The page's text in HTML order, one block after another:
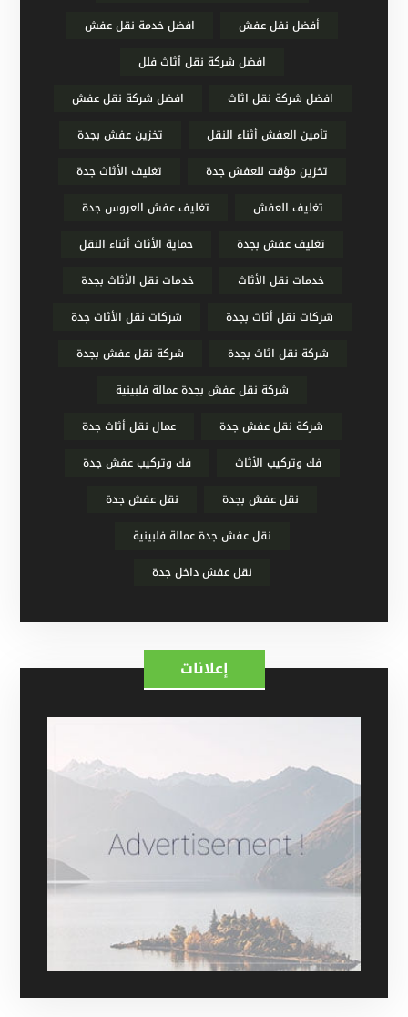
أفضل نفل عفش
افضل خدمة نقل عفش
افضل شركة نقل أثاث فلل
افضل شركة نقل اثاث
افضل شركة نقل عفش
تأمين العفش أثناء النقل
تخزين عفش بجدة
تخزين مؤقت للعفش جدة
تغليف الأثاث جدة
تغليف العفش
تغليف عفش العروس جدة
تغليف عفش بجدة
حماية الأثاث أثناء النقل
خدمات نقل الأثاث
خدمات نقل الأثاث بجدة
شركات نقل أثاث بجدة
شركات نقل الأثاث جدة
شركة نقل اثاث بجدة
شركة نقل عفش بجدة
شركة نقل عفش بجدة عمالة فلبينية
شركة نقل عفش جدة
عمال نقل أثاث جدة
فك وتركيب الأثاث
فك وتركيب عفش جدة
نقل عفش بجدة
نقل عفش جدة
نقل عفش جدة عمالة فلبينية
نقل عفش داخل جدة
إعلانات